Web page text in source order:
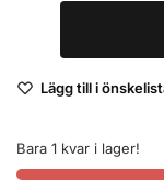
Lägg till i
Bara 1 kvar i lager!